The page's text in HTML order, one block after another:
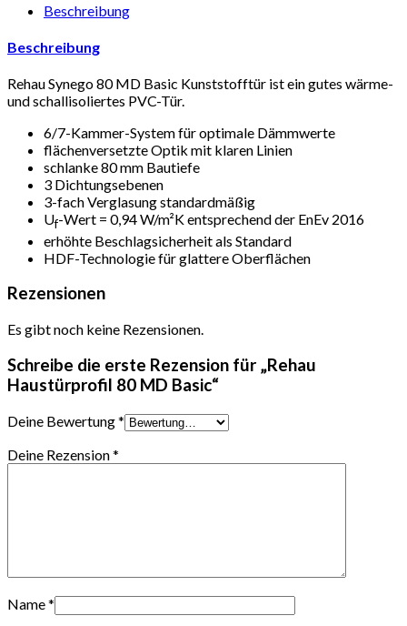
Beschreibung
Beschreibung
Rehau Synego 80 MD Basic Kunststofftür ist ein gutes wärme-
und schallisoliertes PVC-Tür.
6/7-Kammer-System für optimale Dämmwerte
flächenversetzte Optik mit klaren Linien
schlanke 80 mm Bautiefe
3 Dichtungsebenen
3-fach Verglasung standardmäßig
Uf-Wert = 0,94 W/m²K entsprechend der EnEv 2016
erhöhte Beschlagsicherheit als Standard
HDF-Technologie für glattere Oberflächen
Rezensionen
Es gibt noch keine Rezensionen.
Schreibe die erste Rezension für „Rehau
Haustürprofil 80 MD Basic“
Deine Bewertung*
Deine Rezension*
Name*